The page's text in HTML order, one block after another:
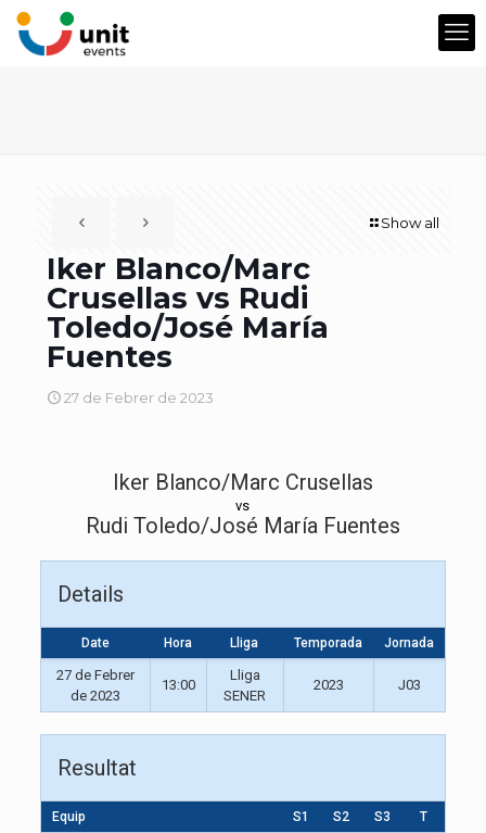
Show all
Iker Blanco/Marc
Crusellas vs Rudi
Toledo/José María
Fuentes
27 de Febrer de 2023
Iker Blanco/Marc Crusellas
vs
Rudi Toledo/José María Fuentes
Details
Date Hora Lliga Temporada Jornada
27 de Febrer
de 2023
13:00
Lliga
SENER
2023 J03
Resultat
Equip S1 S2 S3 T